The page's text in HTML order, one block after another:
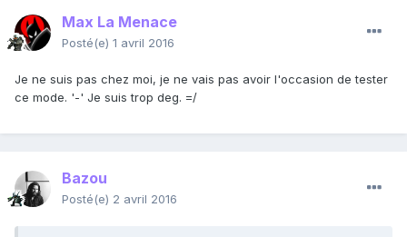
Max La Menace
Posté(e) 1 avril 2016
Je ne suis pas chez moi, je ne vais pas avoir l'occasion de tester
ce mode. '-' Je suis trop deg. =/
Bazou
Posté(e) 2 avril 2016